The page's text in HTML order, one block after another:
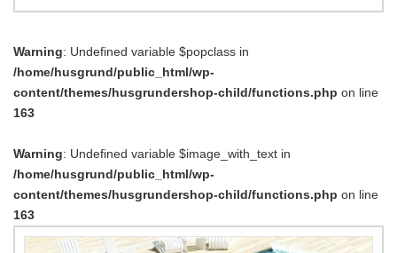
Warning: Undefined variable $popclass in
/home/husgrund/public_html/wp-
content/themes/husgrundershop-child/functions.php on line
163
Warning: Undefined variable $image_with_text in
/home/husgrund/public_html/wp-
content/themes/husgrundershop-child/functions.php on line
163